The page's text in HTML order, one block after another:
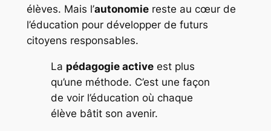
élèves. Mais l’autonomiereste au cœur de
l’éducation pour développer de futurs
citoyens responsables.
La pédagogie activeest plus
qu’une méthode. C’est une façon
de voir l’éducation où chaque
élève bâtit son avenir.